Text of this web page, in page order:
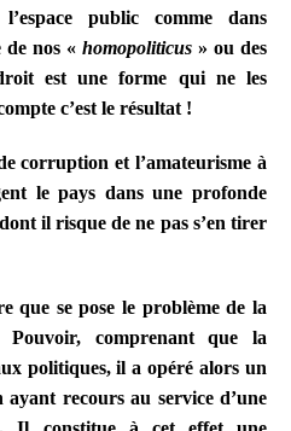
public comme dans
de nos « homopoliticus » ou des
est une forme qui ne les
c’est le résultat !
corruption et l’amateurisme à
le pays dans une profonde
il risque de ne pas s’en tirer
que se pose le problème de la
Pouvoir, comprenant que la
politiques, il a opéré alors un
ayant recours au service d’une